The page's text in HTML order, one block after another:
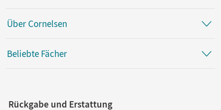
Über Cornelsen
Beliebte Fächer
Rückgabe und Erstattung